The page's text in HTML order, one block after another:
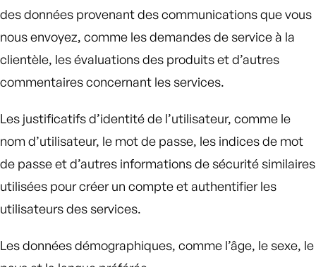
des données provenant des communications que vous
nous envoyez, comme les demandes de service à la
clientèle, les évaluations des produits et d’autres
commentaires concernant les services.
Les justificatifs d’identité de l’utilisateur, comme le
nom d’utilisateur, le mot de passe, les indices de mot
de passe et d’autres informations de sécurité similaires
utilisées pour créer un compte et authentifier les
utilisateurs des services.
Les données démographiques, comme l’âge, le sexe, le